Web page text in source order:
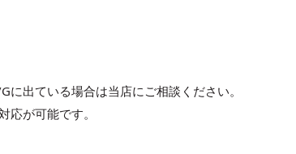
に出ている場合は当店にご相談ください。
応が可能です。